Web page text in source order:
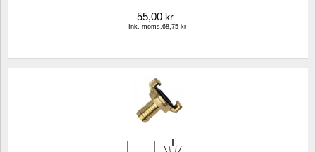
55,00 kr
Ink. moms.68,75 kr